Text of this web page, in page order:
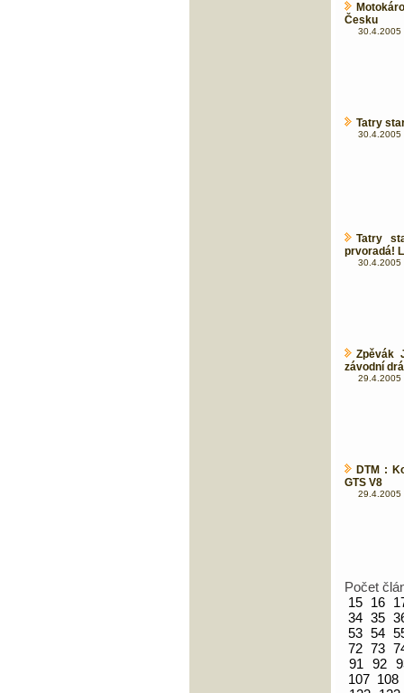
Česku
30.4.2005
Tatry
30.4.2005
Tatry
prvoradá!
30.4.2005
Zpěvák
závodní
29.4.2005
DTM :
GTS V8
29.4.2005
Počet
15 16
34 35
53 54
72 73
91
92
107 108